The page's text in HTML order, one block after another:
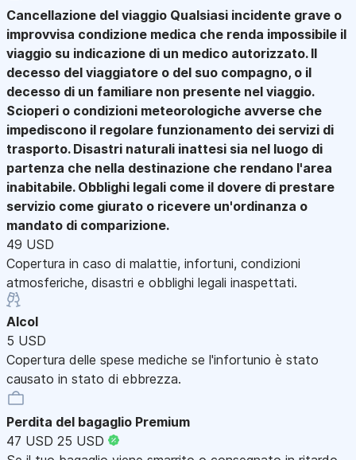
Cancellazione del viaggio Qualsiasi incidente grave o
improvvisa condizione medica che renda impossibile il
viaggio su indicazione di un medico autorizzato. Il
decesso del viaggiatore o del suo compagno, o il
decesso di un familiare non presente nel viaggio.
Scioperi o condizioni meteorologiche avverse che
impediscono il regolare funzionamento dei servizi di
trasporto. Disastri naturali inattesi sia nel luogo di
partenza che nella destinazione che rendano l'area
inabitabile. Obblighi legali come il dovere di prestare
servizio come giurato o ricevere un'ordinanza o
mandato di comparizione.
49 USD
Copertura in caso di malattie, infortuni, condizioni
atmosferiche, disastri e obblighi legali inaspettati.
Alcol
5 USD
Copertura delle spese mediche se l'infortunio è stato
causato in stato di ebbrezza.
Perdita del bagaglio Premium
47 USD 25 USD